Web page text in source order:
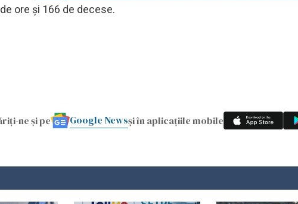
ore şi 166 de decese.
ne și pe Google Newsși în aplicațiile mobile